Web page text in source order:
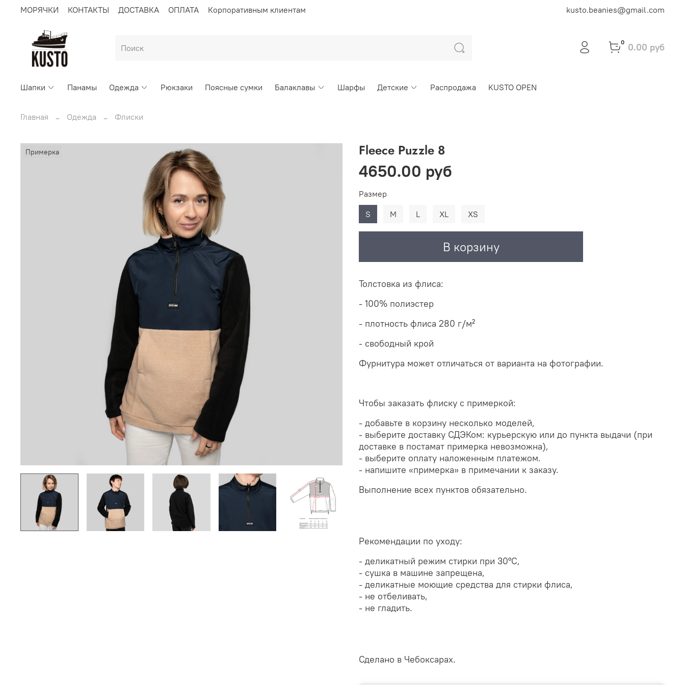
МОРЯЧКИ КОНТАКТЫ ДОСТАВКА ОПЛАТА Корпоративным клиентам kusto.beanies@gmail.com
0 0.00 руб
Шапки Панамы Одежда Рюкзаки Поясные сумки Балаклавы Шарфы Детские Распродажа KUSTO OPEN
Главная Одежда Флиски
Примерка Fleece Puzzle 8
4650.00 руб
В корзину
Размер
S
M L XL XS
Толстовка из флиса:
- 100% полиэстер
- плотность флиса 280 г/м²
- свободный крой
Фурнитура может отличаться от варианта на фотографии.
Чтобы заказать флиску с примеркой:
- добавьте в корзину несколько моделей,
- выберите доставку СДЭКом: курьерскую или до пункта выдачи (при
доставке в постамат примерка невозможна),
- выберите оплату наложенным платежом.
- напишите «примерка» в примечании к заказу.
Выполнение всех пунктов обязательно.
Рекомендации по уходу:
- деликатный режим стирки при 30°С,
- сушка в машине запрещена,
- деликатные моющие средства для стирки флиса,
- не отбеливать,
- не гладить.
Сделано в Чебоксарах.